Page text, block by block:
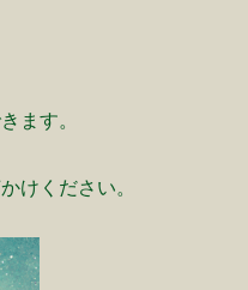
ます。
けください。